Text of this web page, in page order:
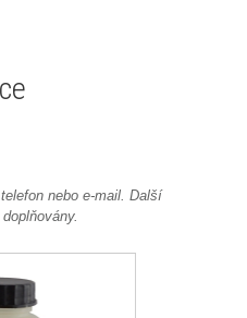
nebo e-mail. Další